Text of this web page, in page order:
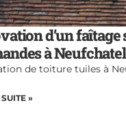
d’un
à
de toiture tuiles à
»